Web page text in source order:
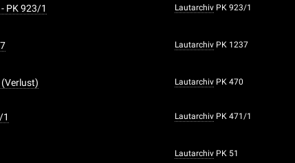
PK 923/1 Lautarchiv PK 923/1
Lautarchiv PK 1237
Lautarchiv PK 470
Lautarchiv PK 471/1
Lautarchiv PK 51